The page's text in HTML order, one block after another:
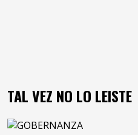
TAL VEZ NO LO LEISTE